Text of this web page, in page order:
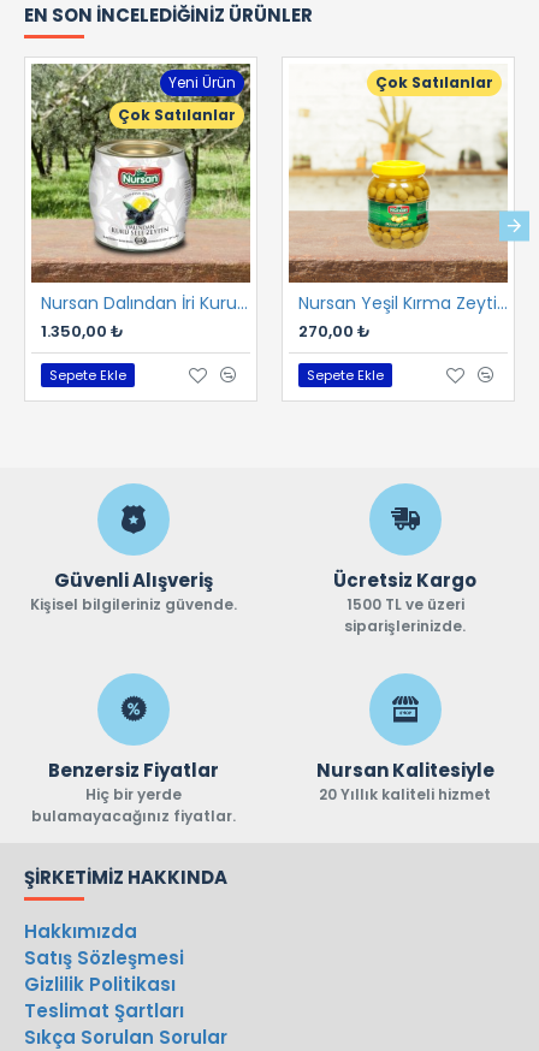
EN SON İNCELEDIĞINIZ ÜRÜNLER
Yeni Ürün
Çok Satılanlar
Nursan Dalından İri Kuru Gemlik Sele 2 kg
1.350,00 ₺
Sepete Ekle
Çok Satılanlar
Nursan Yeşil Kırma Zeytin 1 kg
270,00 ₺
Sepete Ekle
Güvenli Alışveriş
Kişisel bilgileriniz güvende.
Ücretsiz Kargo
1500 TL ve üzeri
siparişlerinizde.
Benzersiz Fiyatlar
Hiç bir yerde
bulamayacağınız fiyatlar.
Nursan Kalitesiyle
20 Yıllık kaliteli hizmet
ŞIRKETIMIZ HAKKINDA
Hakkımızda
Satış Sözleşmesi
Gizlilik Politikası
Teslimat Şartları
Sıkça Sorulan Sorular